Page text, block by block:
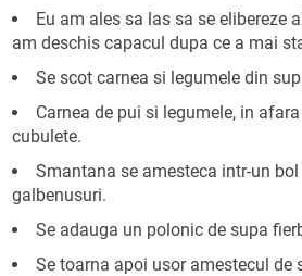
Eu am ales sa las sa se elibereze
am deschis capacul dupa ce a mai
Se scot carnea si legumele din
Carnea de pui si legumele, in
cubulete.
Smantana se amesteca intr-un
galbenusuri.
Se adauga un polonic de supa
Se toarna apoi usor amestecul de